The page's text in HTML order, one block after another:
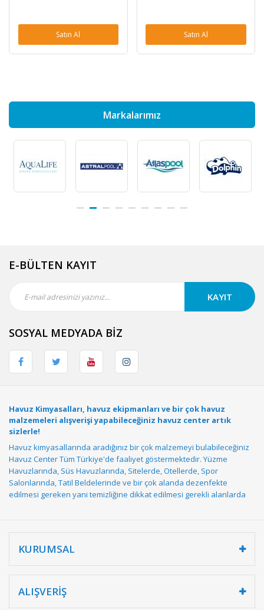
Satın Al Satın Al
Markalarımız
E-BÜLTEN KAYIT
KAYIT
SOSYAL MEDYADA BİZ
Havuz Kimyasalları, havuz ekipmanları ve bir çok havuz
malzemeleri alışverişi yapabileceğiniz havuz center artık
sizlerle!
Havuz kimyasallarında aradığınız bir çok malzemeyi bulabileceğiniz
Havuz Center Tüm Türkiye'de faaliyet göstermektedir. Yüzme
Havuzlarında, Süs Havuzlarında, Sitelerde, Otellerde, Spor
Salonlarında, Tatil Beldelerinde ve bir çok alanda dezenfekte
edilmesi gereken yani temizliğine dikkat edilmesi gerekli alanlarda
bir çok havuz kimyasallarını sizlere kredi kartı ve havale ödeme
Havuz Robotları havuz içi temizliğinde önemli rol oynarlar. Havuz
KURUMSAL
ALIŞVERİŞ